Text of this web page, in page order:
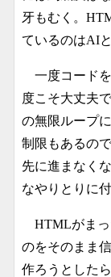
牙もむく。
ているのはAI
一度コードを
度こそ大丈夫
の無限ループ
制限もあるの
先に進まなく
なやりとりに
HTMLがまっ
のをそのまま
作ろうとした